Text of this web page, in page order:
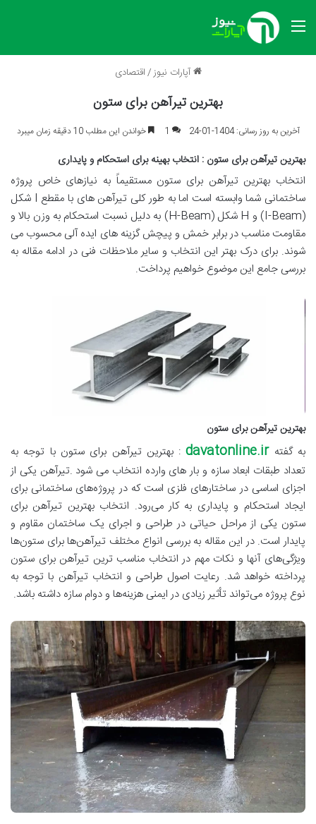
منو
آپارات نیوز/اقتصادی
بهترین تیرآهن برای ستون
آخرین به روز رسانی: 1404-01-24 1 خواندن این مطلب 10 دقیقه زمان میبرد
بهترین تیرآهن برای ستون : انتخاب بهینه برای استحکام و پایداری
انتخاب بهترین تیرآهن برای ستون مستقیماً به نیازهای خاص پروژه
ساختمانی شما وابسته است اما به طور کلی تیرآهن های با مقطع I شکل
(I-Beam) و H شکل (H-Beam) به دلیل نسبت استحکام به وزن بالا و
مقاومت مناسب در برابر خمش و پیچش گزینه های ایده آلی محسوب می
شوند. برای درک بهتر این انتخاب و سایر ملاحظات فنی در ادامه مقاله به
بررسی جامع این موضوع خواهیم پرداخت.
بهترین تیرآهن برای ستون
به گفتهdavatonline.ir
:بهترین تیرآهن برای ستون با توجه به
تعداد طبقات ابعاد سازه و بار های وارده انتخاب می شود .تیرآهن یکی از
اجزای اساسی در ساختارهای فلزی است که در پروژه‌های ساختمانی برای
ایجاد استحکام و پایداری به ‌کار می‌رود. انتخاب بهترین تیرآهن برای
ستون یکی از مراحل حیاتی در طراحی و اجرای یک ساختمان مقاوم و
پایدار است. در این مقاله به بررسی انواع مختلف تیرآهن‌ها برای ستون‌ها
ویژگی‌های آنها و نکات مهم در انتخاب مناسب‌ ترین تیرآهن برای ستون
پرداخته خواهد شد. رعایت اصول طراحی و انتخاب تیرآهن با توجه به
نوع پروژه می‌تواند تأثیر زیادی در ایمنی هزینه‌ها و دوام سازه داشته باشد.